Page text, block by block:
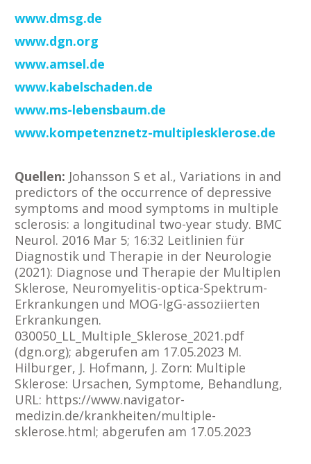
www.dmsg.de
www.dgn.org
www.amsel.de
www.kabelschaden.de
www.ms-lebensbaum.de
www.kompetenznetz-multiplesklerose.de
Quellen: Johansson S et al., Variations in and
predictors of the occurrence of depressive
symptoms and mood symptoms in multiple
sclerosis: a longitudinal two-year study. BMC
Neurol. 2016 Mar 5; 16:32 Leitlinien für
Diagnostik und Therapie in der Neurologie
(2021): Diagnose und Therapie der Multiplen
Sklerose, Neuromyelitis-optica-Spektrum-
Erkrankungen und MOG-IgG-assoziierten
Erkrankungen.
030050_LL_Multiple_Sklerose_2021.pdf
(dgn.org); abgerufen am 17.05.2023 M.
Hilburger, J. Hofmann, J. Zorn: Multiple
Sklerose: Ursachen, Symptome, Behandlung,
URL: https://www.navigator-
medizin.de/krankheiten/multiple-
sklerose.html; abgerufen am 17.05.2023